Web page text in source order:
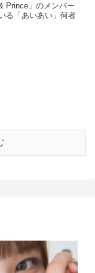
Prince」のメンバー
る「あいあい」何者